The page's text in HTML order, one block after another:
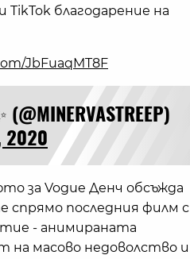
TikTok благодарение на
JbFuaqMT8F
2020
за Vogue Денч обсъжда
спрямо последния филм с
- анимираната
на масово недоволство и